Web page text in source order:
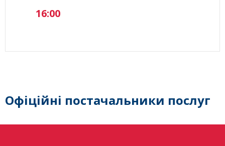
16:00
Офіційні постачальники послуг